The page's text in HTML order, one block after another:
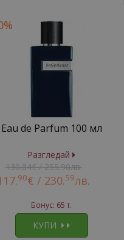
Eau de Parfum 100 мл
Разгледай
130.84€ / 255.90лв.
90€ / 230.59лв.
Бонус: 65 т.
КУПИ